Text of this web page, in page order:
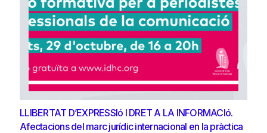
LLIBERTAT D’EXPRESSIó I DRET A LA INFORMACIó.
Afectacions del marc jurídic internacional en la pràctica